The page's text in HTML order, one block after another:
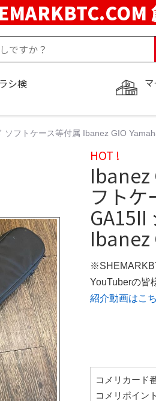
シ検
フトケース等付属 Ibanez GIO
HOT !
Ibanez
フトケ
GA15II
Ibanez
YouTuberの皆
紹介動画はこ
コメリカード
コメリポイン